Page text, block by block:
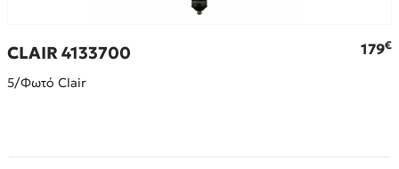
CLAIR 4133700 179€
5/Φωτό Clair